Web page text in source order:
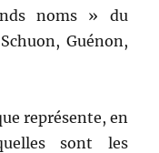
noms » du
Guénon,
représente, en
sont les